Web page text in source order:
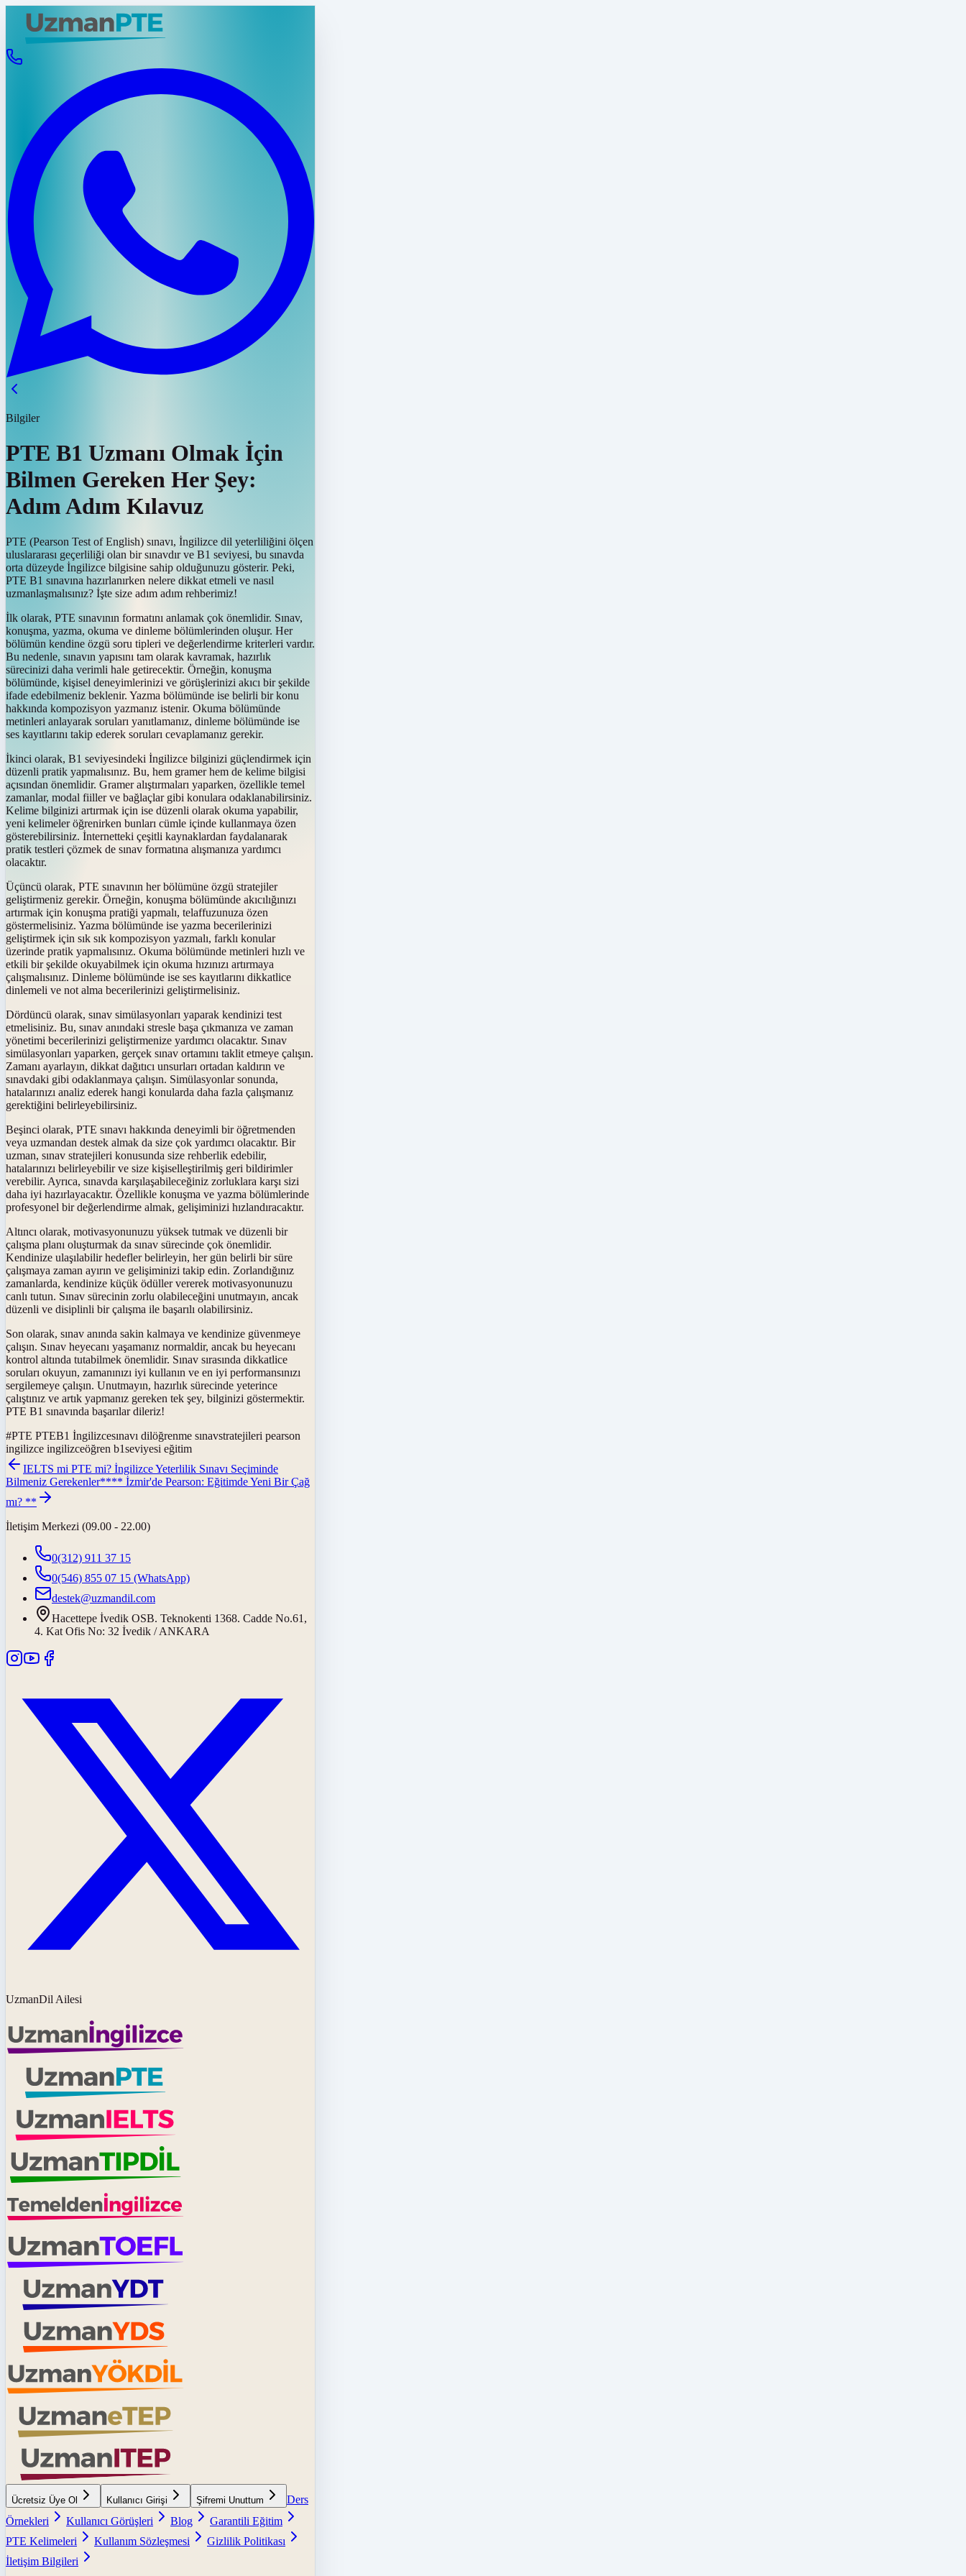
Bilgiler
PTE B1 Uzmanı Olmak İçin
Bilmen Gereken Her Şey:
Adım Adım Kılavuz
PTE (Pearson Test of English) sınavı, İngilizce dil yeterliliğini ölçen
uluslararası geçerliliği olan bir sınavdır ve B1 seviyesi, bu sınavda
orta düzeyde İngilizce bilgisine sahip olduğunuzu gösterir. Peki,
PTE B1 sınavına hazırlanırken nelere dikkat etmeli ve nasıl
uzmanlaşmalısınız? İşte size adım adım rehberimiz!
İlk olarak, PTE sınavının formatını anlamak çok önemlidir. Sınav,
konuşma, yazma, okuma ve dinleme bölümlerinden oluşur. Her
bölümün kendine özgü soru tipleri ve değerlendirme kriterleri vardır.
Bu nedenle, sınavın yapısını tam olarak kavramak, hazırlık
sürecinizi daha verimli hale getirecektir. Örneğin, konuşma
bölümünde, kişisel deneyimlerinizi ve görüşlerinizi akıcı bir şekilde
ifade edebilmeniz beklenir. Yazma bölümünde ise belirli bir konu
hakkında kompozisyon yazmanız istenir. Okuma bölümünde
metinleri anlayarak soruları yanıtlamanız, dinleme bölümünde ise
ses kayıtlarını takip ederek soruları cevaplamanız gerekir.
İkinci olarak, B1 seviyesindeki İngilizce bilginizi güçlendirmek için
düzenli pratik yapmalısınız. Bu, hem gramer hem de kelime bilgisi
açısından önemlidir. Gramer alıştırmaları yaparken, özellikle temel
zamanlar, modal fiiller ve bağlaçlar gibi konulara odaklanabilirsiniz.
Kelime bilginizi artırmak için ise düzenli olarak okuma yapabilir,
yeni kelimeler öğrenirken bunları cümle içinde kullanmaya özen
gösterebilirsiniz. İnternetteki çeşitli kaynaklardan faydalanarak
pratik testleri çözmek de sınav formatına alışmanıza yardımcı
olacaktır.
Üçüncü olarak, PTE sınavının her bölümüne özgü stratejiler
geliştirmeniz gerekir. Örneğin, konuşma bölümünde akıcılığınızı
artırmak için konuşma pratiği yapmalı, telaffuzunuza özen
göstermelisiniz. Yazma bölümünde ise yazma becerilerinizi
geliştirmek için sık sık kompozisyon yazmalı, farklı konular
üzerinde pratik yapmalısınız. Okuma bölümünde metinleri hızlı ve
etkili bir şekilde okuyabilmek için okuma hızınızı artırmaya
çalışmalısınız. Dinleme bölümünde ise ses kayıtlarını dikkatlice
dinlemeli ve not alma becerilerinizi geliştirmelisiniz.
Dördüncü olarak, sınav simülasyonları yaparak kendinizi test
etmelisiniz. Bu, sınav anındaki stresle başa çıkmanıza ve zaman
yönetimi becerilerinizi geliştirmenize yardımcı olacaktır. Sınav
simülasyonları yaparken, gerçek sınav ortamını taklit etmeye çalışın.
Zamanı ayarlayın, dikkat dağıtıcı unsurları ortadan kaldırın ve
sınavdaki gibi odaklanmaya çalışın. Simülasyonlar sonunda,
hatalarınızı analiz ederek hangi konularda daha fazla çalışmanız
gerektiğini belirleyebilirsiniz.
Beşinci olarak, PTE sınavı hakkında deneyimli bir öğretmenden
veya uzmandan destek almak da size çok yardımcı olacaktır. Bir
uzman, sınav stratejileri konusunda size rehberlik edebilir,
hatalarınızı belirleyebilir ve size kişiselleştirilmiş geri bildirimler
verebilir. Ayrıca, sınavda karşılaşabileceğiniz zorluklara karşı sizi
daha iyi hazırlayacaktır. Özellikle konuşma ve yazma bölümlerinde
profesyonel bir değerlendirme almak, gelişiminizi hızlandıracaktır.
Altıncı olarak, motivasyonunuzu yüksek tutmak ve düzenli bir
çalışma planı oluşturmak da sınav sürecinde çok önemlidir.
Kendinize ulaşılabilir hedefler belirleyin, her gün belirli bir süre
çalışmaya zaman ayırın ve gelişiminizi takip edin. Zorlandığınız
zamanlarda, kendinize küçük ödüller vererek motivasyonunuzu
canlı tutun. Sınav sürecinin zorlu olabileceğini unutmayın, ancak
düzenli ve disiplinli bir çalışma ile başarılı olabilirsiniz.
Son olarak, sınav anında sakin kalmaya ve kendinize güvenmeye
çalışın. Sınav heyecanı yaşamanız normaldir, ancak bu heyecanı
kontrol altında tutabilmek önemlidir. Sınav sırasında dikkatlice
soruları okuyun, zamanınızı iyi kullanın ve en iyi performansınızı
sergilemeye çalışın. Unutmayın, hazırlık sürecinde yeterince
çalıştınız ve artık yapmanız gereken tek şey, bilginizi göstermektir.
PTE B1 sınavında başarılar dileriz!
#PTE PTEB1 İngilizcesınavı dilöğrenme sınavstratejileri pearson
ingilizce ingilizceöğren b1seviyesi eğitim
IELTS mi PTE mi? İngilizce Yeterlilik Sınavı Seçiminde
Bilmeniz Gerekenler**** İzmir'de Pearson: Eğitimde Yeni Bir Çağ
mı? **
İletişim Merkezi (09.00 - 22.00)
0(312) 911 37 15
0(546) 855 07 15 (WhatsApp)
destek@uzmandil.com
Hacettepe İvedik OSB. Teknokenti 1368. Cadde No.61,
4. Kat Ofis No: 32 İvedik / ANKARA
UzmanDil Ailesi
Ücretsiz Üye Ol Kullanıcı Girişi Şifremi Unuttum
Ders
Örnekleri
Kullanıcı Görüşleri Blog
Garantili Eğitim
PTE Kelimeleri
Kullanım Sözleşmesi
Gizlilik Politikası
İletişim Bilgileri